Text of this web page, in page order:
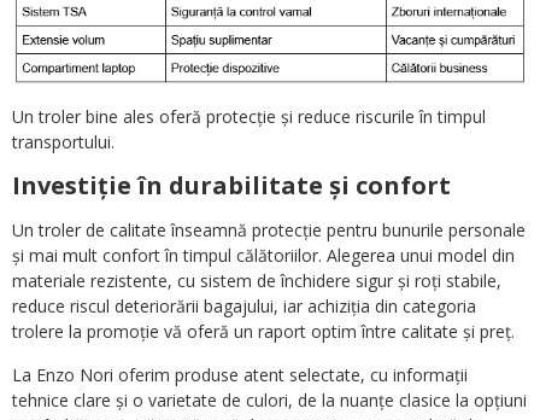
Un troler bine ales oferă protecție și reduce riscurile în timpul
transportului.
Investiție în durabilitate și confort
Un troler de calitate înseamnă protecție pentru bunurile personale
și mai mult confort în timpul călătoriilor. Alegerea unui model din
materiale rezistente, cu sistem de închidere sigur și roți stabile,
reduce riscul deteriorării bagajului, iar achiziția din categoria
trolere la promoție vă oferă un raport optim între calitate și preț.
La Enzo Nori oferim produse atent selectate, cu informații
tehnice clare și o varietate de culori, de la nuanțe clasice la opțiuni